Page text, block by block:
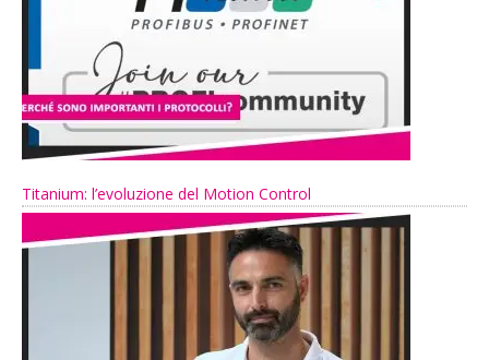
Titanium: l’evoluzione del Motion Control